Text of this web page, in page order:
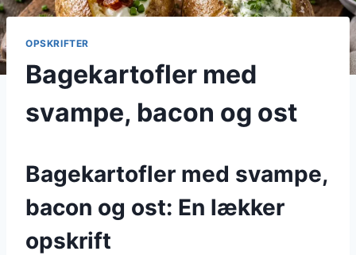
OPSKRIFTER
Bagekartofler med
svampe, bacon og ost
Bagekartofler med svampe,
bacon og ost: En lækker
opskrift